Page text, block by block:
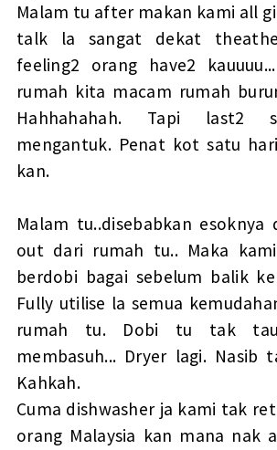
Malam tu after makan kami all
talk la sangat dekat
feeling2 orang have2
rumah kita macam rumah
Hahhahahah. Tapi last2
mengantuk. Penat kot satu
kan.
Malam tu..disebabkan esoknya
out dari rumah tu.. Maka
berdobi bagai sebelum balik
Fully utilise la semua
rumah tu. Dobi tu tak
membasuh... Dryer lagi. Nasib
Kahkah.
Cuma dishwasher ja kami tak
orang Malaysia kan mana nak